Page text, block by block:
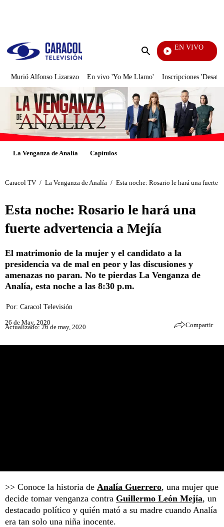
Enviar
EN VIVO
Televentas
Murió Alfonso Lizarazo En vivo 'Yo Me Llamo' Inscripciones
La Venganza de Analía Capítulos
Caracol TV / La Venganza de Analía / Esta noche: Rosario le hará una fuerte
Esta noche: Rosario le hará una
fuerte advertencia a Mejía
El matrimonio de la mujer y el candidato a la
presidencia va de mal en peor y las discusiones y
amenazas no paran. No te pierdas La Venganza de
Analía, esta noche a las 8:30 p.m.
Por: Caracol Televisión
26 de May, 2020
Actualizado: 26 de may, 2020 Compartir
>> Conoce la historia de Analía Guerrero, una mujer que
decide tomar venganza contra Guillermo León Mejía, un
destacado político y quién mató a su madre cuando Analía
era tan solo una niña inocente.